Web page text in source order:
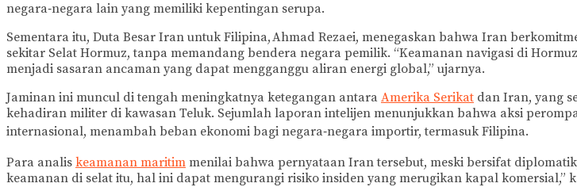
negara‑negara lain yang memiliki kepentingan serupa.
Sementara itu, Duta Besar Iran untuk Filipina, Ahmad Rezaei, menegaskan bahwa Iran
sekitar Selat Hormuz, tanpa memandang bendera negara pemilik. “Keamanan navigasi di
menjadi sasaran ancaman yang dapat mengganggu aliran energi global,” ujarnya.
Jaminan ini muncul di tengah meningkatnya ketegangan antara Amerika Serikat dan Iran, yang
kehadiran militer di kawasan Teluk. Sejumlah laporan intelijen menunjukkan bahwa aksi
internasional, menambah beban ekonomi bagi negara‑negara importir, termasuk Filipina.
Para analis keamanan maritim menilai bahwa pernyataan Iran tersebut, meski bersifat
keamanan di selat itu, hal ini dapat mengurangi risiko insiden yang merugikan kapal